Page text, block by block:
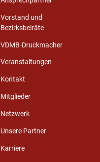
Vorstand und
Bezirksbeiräte
VDMB-Druckmacher
Veranstaltungen
Kontakt
Mitglieder
Netzwerk
Unsere Partner
Karriere